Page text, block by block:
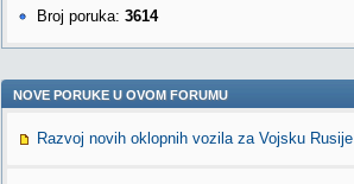
Broj poruka: 3614
NOVE PORUKE U OVOM FORUMU
Razvoj novih oklopnih vozila za Vojsku Rusije